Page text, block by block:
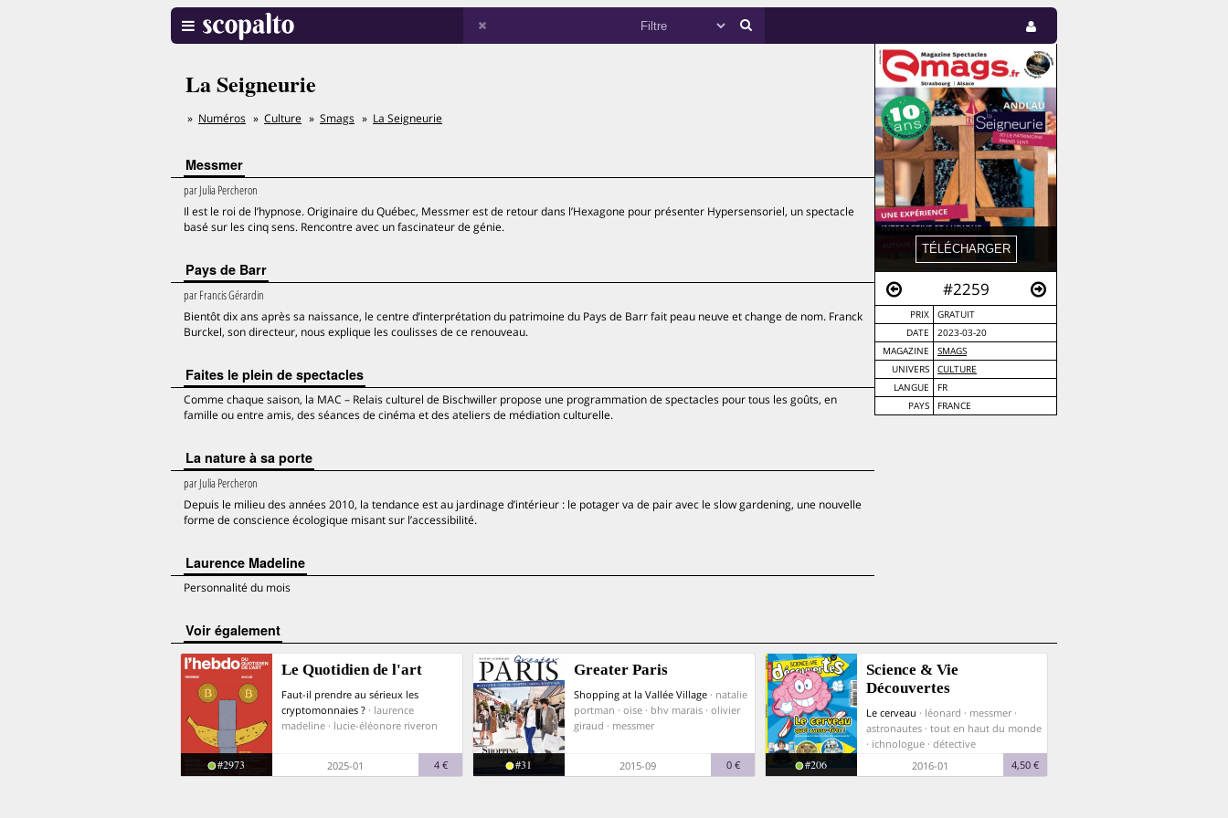
#2259
PRIX
GRATUIT
DATE
2023-03-20
MAGAZINE
SMAGS
UNIVERS
CULTURE
LANGUE
FR
PAYS
FRANCE
La Seigneurie
Numéros Culture Smags La Seigneurie
Messmer
parJulia Percheron
Il est le roi de l’hypnose. Originaire du Québec, Messmer est de retour dans l’Hexagone pour présenter Hypersensoriel, un spectacle
basé sur les cinq sens. Rencontre avec un fascinateur de génie.
Pays de Barr
parFrancis Gérardin
Bientôt dix ans après sa naissance, le centre d’interprétation du patrimoine du Pays de Barr fait peau neuve et change de nom. Franck
Burckel, son directeur, nous explique les coulisses de ce renouveau.
Faites le plein de spectacles
Comme chaque saison, la MAC – Relais culturel de Bischwiller propose une programmation de spectacles pour tous les goûts, en
famille ou entre amis, des séances de cinéma et des ateliers de médiation culturelle.
La nature à sa porte
parJulia Percheron
Depuis le milieu des années 2010, la tendance est au jardinage d’intérieur : le potager va de pair avec le slow gardening, une nouvelle
forme de conscience écologique misant sur l’accessibilité.
Laurence Madeline
Personnalité du mois
voir également
Le Quotidien de l'art
Faut-il prendre au sérieux les
cryptomonnaies ? · laurence
madeline · lucie-éléonore riveron
#2973 2025-01 4 €
Greater Paris
Shopping at la Vallée Village · natalie
portman · oise · bhv marais · olivier
giraud · messmer
#31 2015-09 0 €
Science & Vie
Découvertes
Le cerveau · léonard · messmer ·
astronautes · tout en haut du monde
· ichnologue · détective
#206 2016-01 4,50 €